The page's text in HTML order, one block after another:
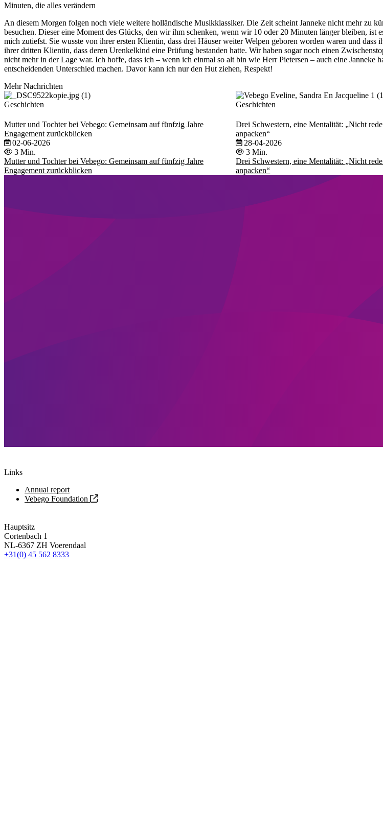
Minuten, die alles verändern
An diesem Morgen folgen noch viele weitere holländische Musikklassiker. Die Zeit scheint Janneke nicht mehr zu
besuchen. Dieser eine Moment des Glücks, den wir ihm schenken, wenn wir 10 oder 20 Minuten länger bleiben, ist
mich zutiefst. Sie wusste von ihrer ersten Klientin, dass drei Häuser weiter Welpen geboren worden waren und
ihrer dritten Klientin, dass deren Urenkelkind eine Prüfung bestanden hatte. Wir haben sogar noch einen
nicht mehr in der Lage war. Ich hoffe, dass ich – wenn ich einmal so alt bin wie Herr Pietersen – auch eine Janneke
entscheidenden Unterschied machen. Davor kann ich nur den Hut ziehen, Respekt!
Mehr Nachrichten
Geschichten
Mutter und Tochter bei Vebego: Gemeinsam auf fünfzig Jahre
Engagement zurückblicken
02-06-2026
3 Min.
Mutter und Tochter bei Vebego: Gemeinsam auf fünfzig Jahre
Engagement zurückblicken
Geschichten
Drei Schwestern, eine Mentalität: „Nicht
anpacken“
28-04-2026
3 Min.
Drei Schwestern, eine Mentalität: „Nicht
anpacken“
Links
Annual report
Vebego Foundation
Hauptsitz
Cortenbach 1
NL-6367 ZH Voerendaal
+31(0) 45 562 8333